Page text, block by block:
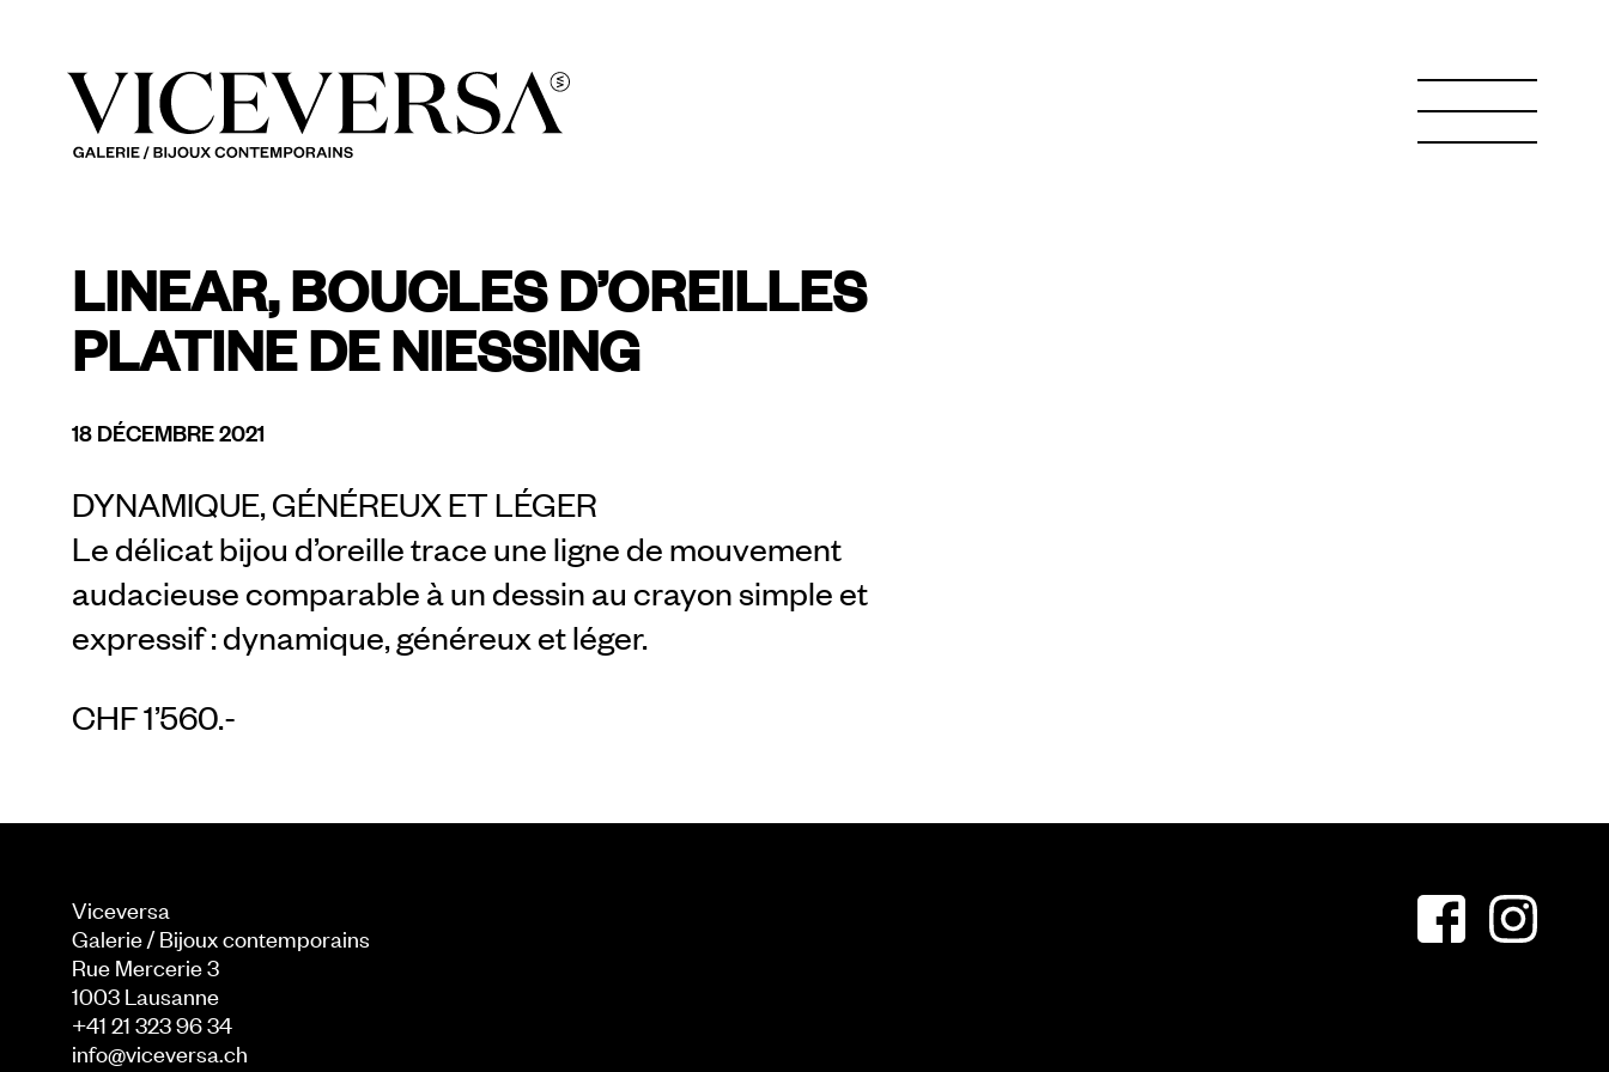
LINEAR, BOUCLES D’OREILLES
PLATINE DE NIESSING
18 DÉCEMBRE 2021
DYNAMIQUE, GÉNÉREUX ET LÉGER
Le délicat bijou d’oreille trace une ligne de mouvement
audacieuse comparable à un dessin au crayon simple et
expressif : dynamique, généreux et léger.
CHF 1’560.-
Viceversa
Galerie / Bijoux contemporains
Rue Mercerie 3
1003 Lausanne
+41 21 323 96 34
info@viceversa.ch